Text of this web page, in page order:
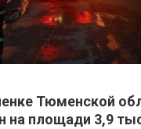
Тюменской
на площади 3,9